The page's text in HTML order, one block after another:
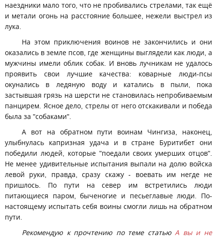
наездники мало того, что не пробивались стрелами, так ещё
и метали огонь на расстояние большее, нежели выстрел из
лука.
На этом приключения воинов не закончились и они
оказались в земле псов, где женщины выглядели как люди, а
мужчины имели облик собак. И вновь лучникам не удалось
проявить свои лучшие качества: коварные люди-псы
окунались в ледяную воду и катались в пыли, пока
застывшая грязь на шерсти не становилась непробиваемым
панцирем. Ясное дело, стрелы от него отскакивали и победа
была за "собаками".
А вот на обратном пути воинам Чингиза, наконец,
улыбнулась капризная удача и в стране Буритибет они
победили людей, которые "поедали своих умерших отцов".
Не менее удивительные испытания выпали на долю войска
левой руки, правда, сразу скажу - воевать им негде не
пришлось. По пути на север им встретились люди
питающиеся паром, быченогие и песьеглавые люди. По-
настоящему испытать себя воины смогли лишь на обратном
пути.
Рекомендую к прочтению по теме статью А вы и не